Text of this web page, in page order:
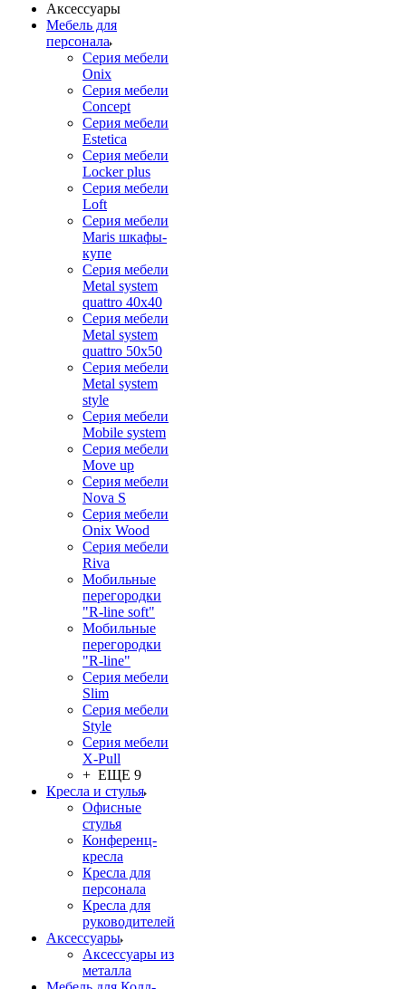
Аксессуары
Мебель для
персонала
Серия мебели
Onix
Серия мебели
Concept
Серия мебели
Estetica
Серия мебели
Locker plus
Серия мебели
Loft
Серия мебели
Maris шкафы-
купе
Серия мебели
Metal system
quattro 40x40
Серия мебели
Metal system
quattro 50x50
Серия мебели
Metal system
style
Серия мебели
Mobile system
Серия мебели
Move up
Серия мебели
Nova S
Серия мебели
Onix Wood
Серия мебели
Riva
Мобильные
перегородки
"R-line soft"
Мобильные
перегородки
"R-line"
Серия мебели
Slim
Серия мебели
Style
Серия мебели
X-Pull
+ ЕЩЕ 9
Кресла и стулья
Офисные
стулья
Конференц-
кресла
Кресла для
персонала
Кресла для
руководителей
Аксессуары
Аксессуары из
металла